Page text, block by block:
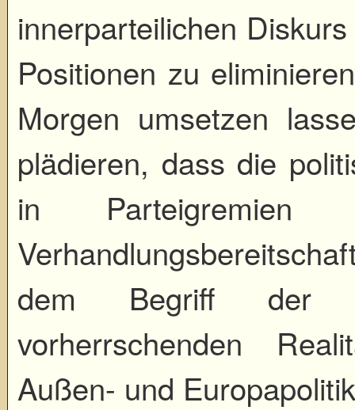
innerparteilichen
Positionen zu
Morgen umsetzen
plädieren, dass die
in Parteigremien
dem Begriff der
vorherrschenden
Außen- und